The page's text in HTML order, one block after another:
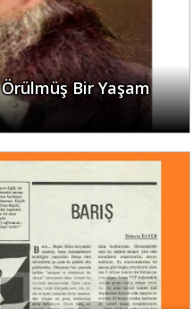
Bir Yaşam